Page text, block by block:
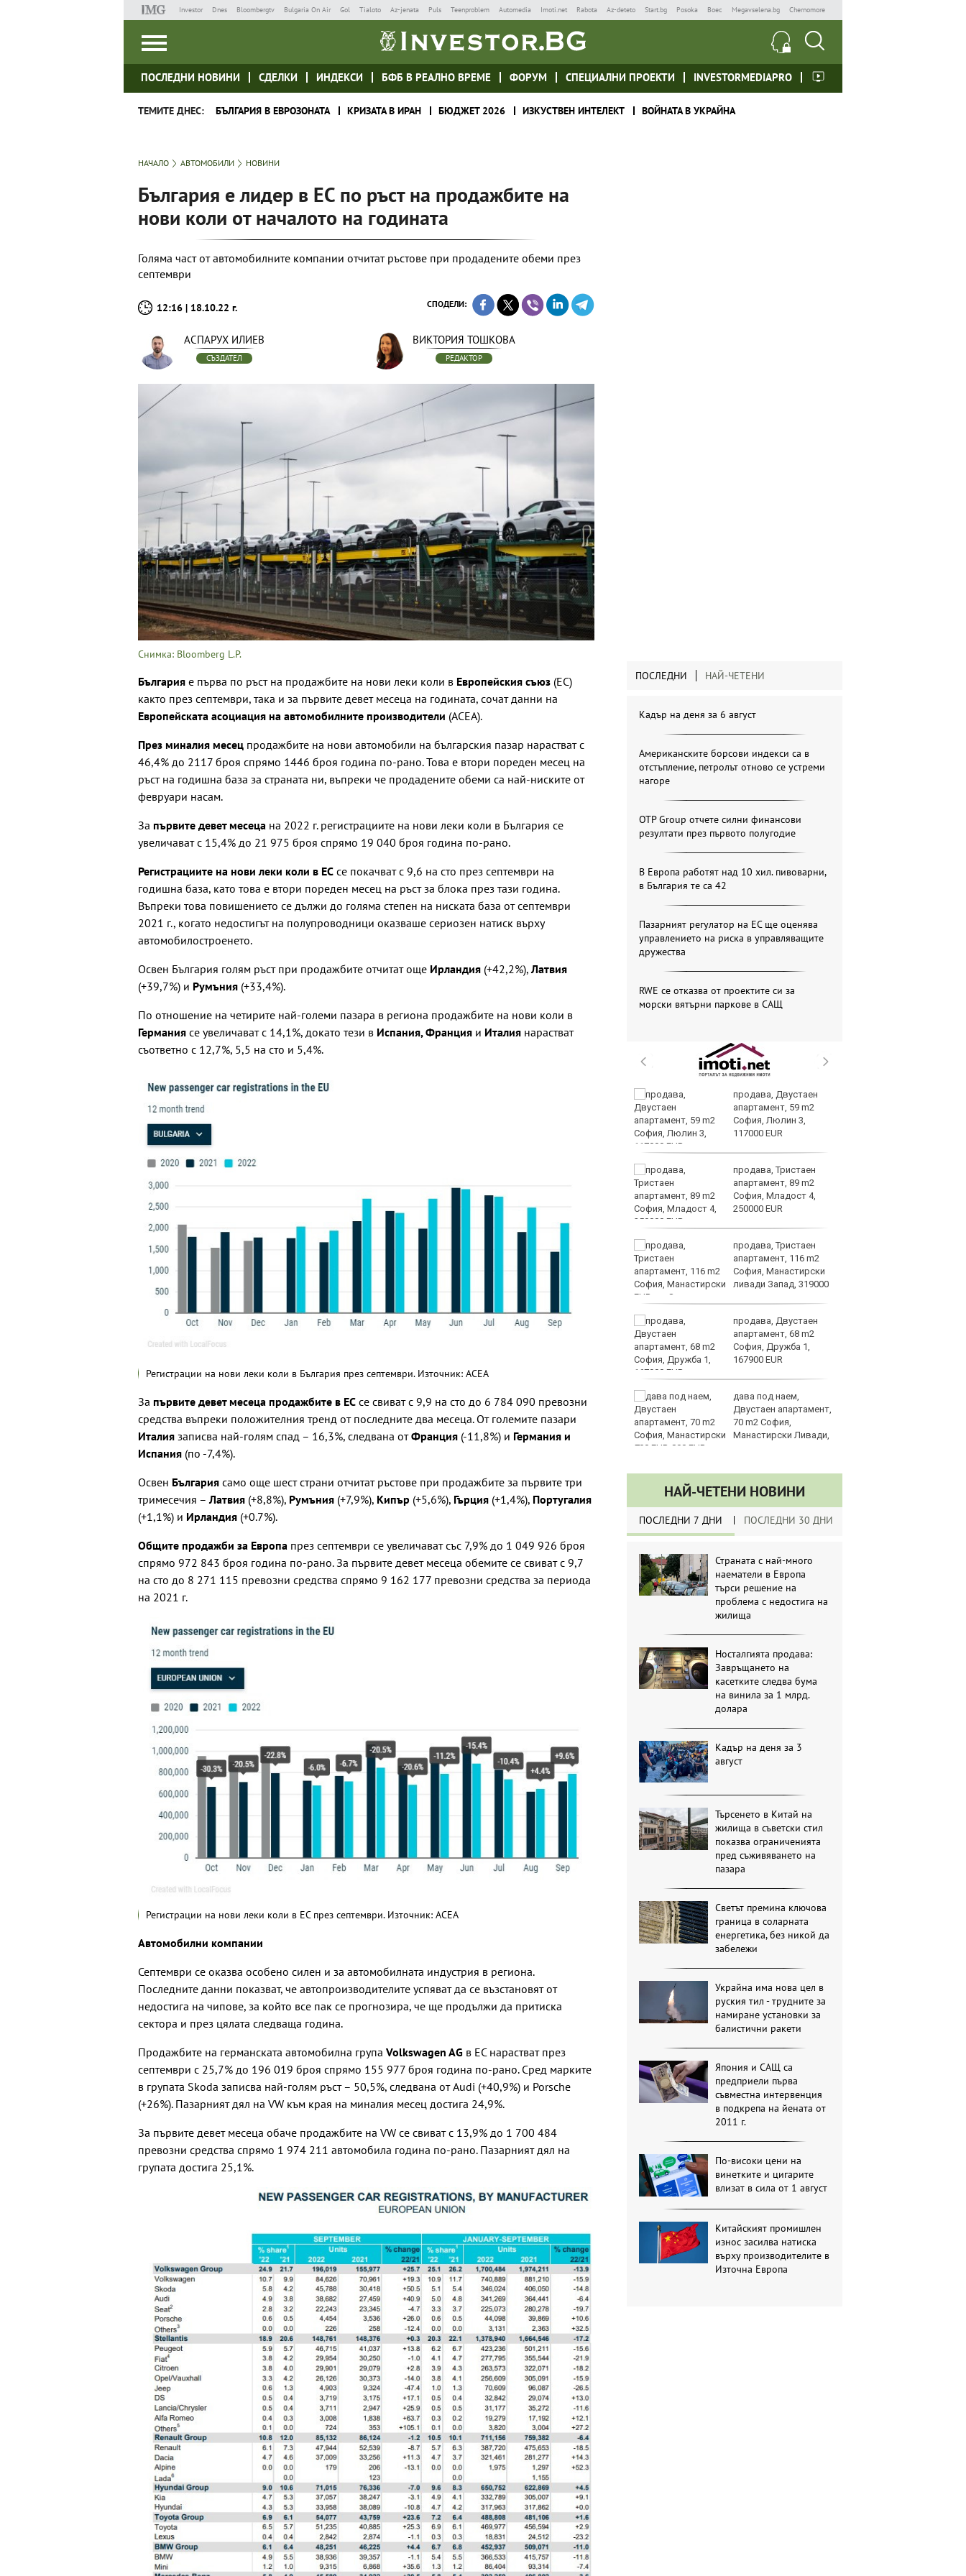
Investor Dnes Bloombergtv Bulgaria On Air Gol Tialoto Az-jenata Puls Teenproblem Automedia Imoti.net Rabota Az-deteto Start.bg Posoka Boec Megavselena.bg Chernomore
ПОСЛЕДНИ НОВИНИ СДЕЛКИ ИНДЕКСИ БФБ В РЕАЛНО ВРЕМЕ ФОРУМ СПЕЦИАЛНИ ПРОЕКТИ INVESTORMEDIAPRO
ТЕМИТЕ ДНЕС: БЪЛГАРИЯ В ЕВРОЗОНАТА КРИЗАТА В ИРАН БЮДЖЕТ 2026 ИЗКУСТВЕН ИНТЕЛЕКТ ВОЙНАТА В УКРАЙНА
НАЧАЛО АВТОМОБИЛИ НОВИНИ
България е лидер в ЕС по ръст на продажбите на
нови коли от началото на годината
Голяма част от автомобилните компании отчитат ръстове при продадените обеми през
септември
12:16 | 18.10.22 г. СПОДЕЛИ:
АСПАРУХ ИЛИЕВ
СЪЗДАТЕЛ
ВИКТОРИЯ ТОШКОВА
РЕДАКТОР
Снимка: Bloomberg L.P.
България е първа по ръст на продажбите на нови леки коли в Европейския съюз (ЕС)
както през септември, така и за първите девет месеца на годината, сочат данни на
Европейската асоциация на автомобилните производители (АСЕА).
През миналия месец продажбите на нови автомобили на българския пазар нарастват с
46,4% до 2117 броя спрямо 1446 броя година по-рано. Това е втори пореден месец на
ръст на годишна база за страната ни, въпреки че продадените обеми са най-ниските от
февруари насам.
За първите девет месеца на 2022 г. регистрациите на нови леки коли в България се
увеличават с 15,4% до 21 975 броя спрямо 19 040 броя година по-рано.
Регистрациите на нови леки коли в ЕС се покачват с 9,6 на сто през септември на
годишна база, като това е втори пореден месец на ръст за блока през тази година.
Въпреки това повишението се дължи до голяма степен на ниската база от септември
2021 г., когато недостигът на полупроводници оказваше сериозен натиск върху
автомобилостроенето.
Освен България голям ръст при продажбите отчитат още Ирландия (+42,2%),Латвия
(+39,7%) и Румъния (+33,4%).
По отношение на четирите най-големи пазара в региона продажбите на нови коли в
Германия се увеличават с 14,1%, докато тези в Испания, Франция и Италия нарастват
съответно с 12,7%, 5,5 на сто и 5,4%.
Регистрации на нови леки коли в България през септември. Източник: АСЕА
За първите девет месеца продажбите в ЕС се свиват с 9,9 на сто до 6 784 090 превозни
средства въпреки положителния тренд от последните два месеца. От големите пазари
Италия записва най-голям спад – 16,3%, следвана отФранция (‑11,8%) и Германия и
Испания (по -7,4%).
Освен България само още шест страни отчитат ръстове при продажбите за първите три
тримесечия – Латвия (+8,8%), Румъния (+7,9%), Кипър (+5,6%), Гърция (+1,4%), Португалия
(+1,1%) и Ирландия (+0.7%).
Общите продажби за Европа през септември се увеличават със 7,9% до 1 049 926 броя
спрямо 972 843 броя година по-рано. За първите девет месеца обемите се свиват с 9,7
на сто до 8 271 115 превозни средства спрямо 9 162 177 превозни средства за периода
на 2021 г.
Регистрации на нови леки коли в ЕС през септември. Източник: АСЕА
Автомобилни компании
Септември се оказва особено силен и за автомобилната индустрия в региона.
Последните данни показват, че автопроизводителите успяват да се възстановят от
недостига на чипове, за който все пак се прогнозира, че ще продължи да притиска
сектора и през цялата следваща година.
Продажбите на германската автомобилна група Volkswagen AG в ЕС нарастват през
септември с 25,7% до 196 019 броя спрямо 155 977 броя година по-рано. Сред марките
в групата Skoda записва най-голям ръст – 50,5%, следвана от Audi (+40,9%) и Porsche
(+26%). Пазарният дял на VW към края на миналия месец достига 24,9%.
За първите девет месеца обаче продажбите на VW се свиват с 13,9% до 1 700 484
превозни средства спрямо 1 974 211 автомобила година по-рано. Пазарният дял на
групата достига 25,1%.
ПОСЛЕДНИ НАЙ-ЧЕТЕНИ
Кадър на деня за 6 август
Американските борсови индекси са в
отстъпление, петролът отново се устреми
нагоре
OTP Group отчете силни финансови
резултати през първото полугодие
В Европа работят над 10 хил. пивоварни,
в България те са 42
Пазарният регулатор на ЕС ще оценява
управлението на риска в управляващите
дружества
RWE се отказва от проектите си за
морски вятърни паркове в САЩ
Тъжна вест! Почина
Златото стигна до
4295 долара за унция
продава, Двустаен
апартамент, 59 m2
София, Люлин 3,
117000 EUR
продава, Тристаен
апартамент, 89 m2
София, Младост 4,
250000 EUR
продава, Тристаен
апартамент, 116 m2
София, Манастирски
ливади Запад, 319000
EUR
продава, Двустаен
апартамент, 68 m2
София, Дружба 1,
167900 EUR
дава под наем,
Двустаен апартамент,
70 m2 София,
Манастирски Ливади,
800 EUR
НАЙ-ЧЕТЕНИ НОВИНИ
ПОСЛЕДНИ 7 ДНИ ПОСЛЕДНИ 30 ДНИ
Страната с най-много
наематели в Европа
търси решение на
проблема с недостига на
жилища
Носталгията продава:
Завръщането на
касетките следва бума
на винила за 1 млрд.
долара
Кадър на деня за 3
август
Търсенето в Китай на
жилища в съветски стил
показва ограниченията
пред съживяването на
пазара
Светът премина ключова
граница в соларната
енергетика, без никой да
забележи
Украйна има нова цел в
руския тил - трудните за
намиране установки за
балистични ракети
Япония и САЩ са
предприели първа
съвместна интервенция
в подкрепа на йената от
2011 г.
По-високи цени на
винетките и цигарите
влизат в сила от 1 август
Китайският промишлен
износ засилва натиска
върху производителите в
Източна Европа